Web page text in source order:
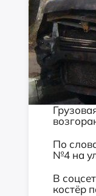
По
№4 на
В
костёр